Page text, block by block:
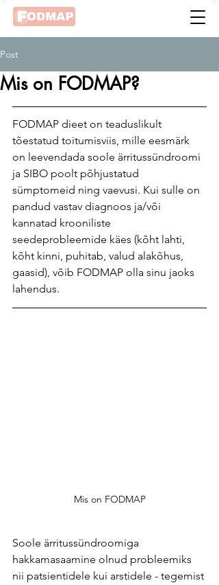
Post
Mis on FODMAP?
FODMAP dieet on teaduslikult
tõestatud toitumisviis, mille eesmärk
on leevendada soole ärritussündroomi
ja SIBO poolt põhjustatud
sümptomeid ning vaevusi. Kui sulle on
pandud vastav diagnoos ja/või
kannatad krooniliste
seedeprobleemide käes (kõht lahti,
kõht kinni, puhitab, valud alakõhus,
gaasid), võib FODMAP olla sinu jaoks
lahendus.
Mis on FODMAP
Soole ärritussündroomiga
hakkamasaamine olnud probleemiks
nii patsientidele kui arstidele - tegemist